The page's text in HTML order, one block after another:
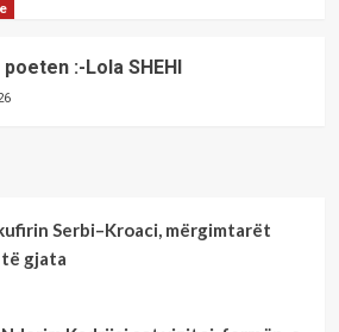
:-Lola SHEHI
Serbi–Kroaci, mërgimtarët
gjata